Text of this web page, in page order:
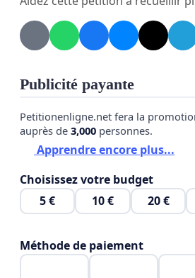
Publicité payante
Petitionenligne.net fera la
auprès de 3,000 personnes.
Apprendre encore plus...
Choisissez votre budget
5 €
10 € 20 €
Méthode de paiement